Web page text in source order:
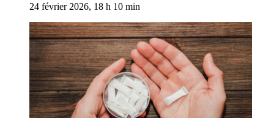
24 février 2026, 18 h 10 min